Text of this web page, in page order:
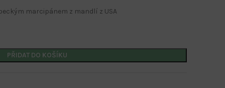
marcipánem z mandlí z USA
PŘIDAT DO KOŠÍKU